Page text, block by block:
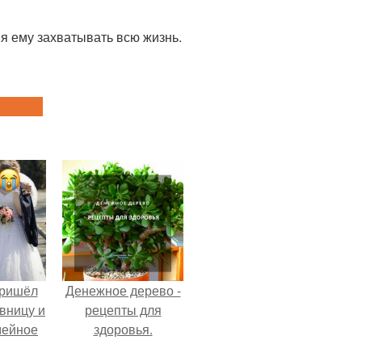
ему захватывать всю жизнь.
и
Денежное дерево -
рецепты для
здоровья.